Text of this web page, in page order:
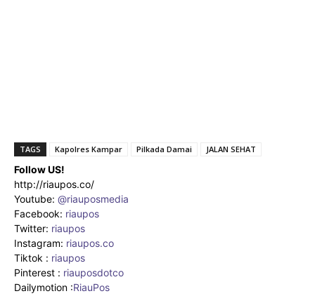
TAGS Kapolres Kampar Pilkada Damai JALAN SEHAT
Follow US!
http://riaupos.co/
Youtube: @riauposmedia
Facebook: riaupos
Twitter: riaupos
Instagram: riaupos.co
Tiktok : riaupos
Pinterest : riauposdotco
Dailymotion :RiauPos